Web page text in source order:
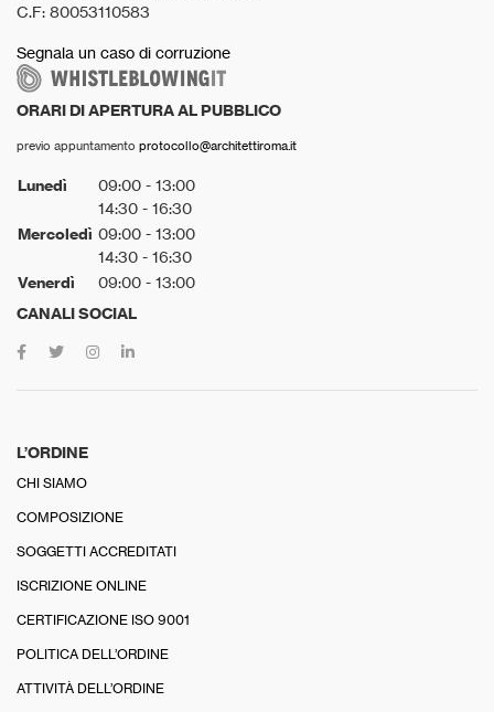
C.F: 80053110583
Segnala un caso di corruzione
ORARI DI APERTURA AL PUBBLICO
previo appuntamento protocollo@architettiroma.it
Lunedì
09:00 - 13:00
14:30 - 16:30
Mercoledì 09:00 - 13:00
14:30 - 16:30
Venerdì 09:00 - 13:00
CANALI SOCIAL
L’ORDINE
CHI SIAMO
COMPOSIZIONE
SOGGETTI ACCREDITATI
ISCRIZIONE ONLINE
CERTIFICAZIONE ISO 9001
POLITICA DELL’ORDINE
ATTIVITÀ DELL’ORDINE